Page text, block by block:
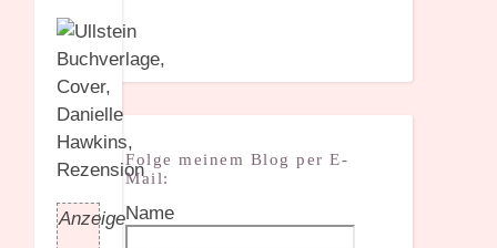
Anzeige
Folge meinem Blog per E-
Mail:
Name